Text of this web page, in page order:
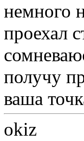
немного
проехал
получу
ваша
okiz